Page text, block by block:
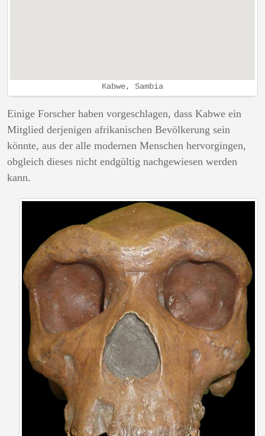
Kabwe, Sambia
Einige Forscher haben vorgeschlagen, dass Kabwe ein
Mitglied derjenigen afrikanischen Bevölkerung sein
könnte, aus der alle modernen Menschen hervorgingen,
obgleich dieses nicht endgültig nachgewiesen werden
kann.